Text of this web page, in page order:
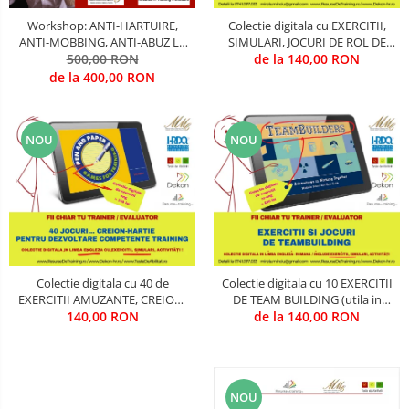
CIVILA
Comunicare (interpersonala, intra
- departamentala, intre-
departamente, in intrreaga
organizatie, in situatii de criza, cu
persoane de decizie, cu persoane
functie de
COMUNICATII SPECIALE SI
SATELITARE
Creativitate & Inovare
CRIMINALISTICA / CONTRA-
TERORISM / ANTI-DROG / ANTI-
CRIMA ORGANIZATA
Cultura Organizationala
Cyber-Security
Energizare
Etica, Deontologie, Profesionalism
Workshop: ANTI-HARTUIRE,
ANTI-MOBBING, ANTI-ABUZ LA
LOCUL DE MUNCA, IN
ORGANIZATII, IN DEPLASARE, IN
500,00 RON
de la 400,00 RON
Colectie digitala cu EXERCITII,
SIMULARI, JOCURI DE ROL DE
VANZARE (utila in Training &
de la 140,00 RON
NOU
Colectie digitala cu 40 de
EXERCITII AMUZANTE, CREION-
HARTIE, PENTRU TRAINING SI
140,00 RON
NOU
Colectie digitala cu 10 EXERCITII
DE TEAM BUILDING (utila in
Training & Evaluare)
de la 140,00 RON
NOU